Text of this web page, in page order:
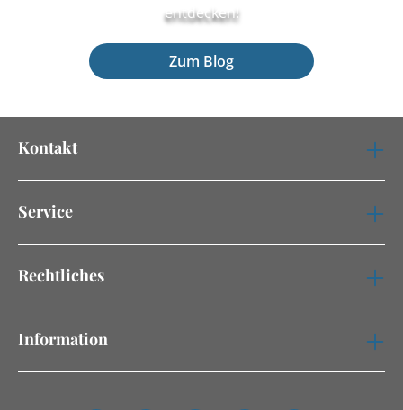
entdecken!
Zum Blog
Kontakt
Service
Rechtliches
Information